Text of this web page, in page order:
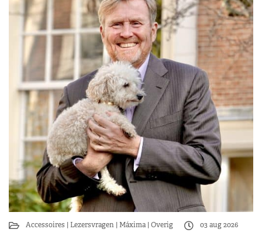
Accessoires Lezersvragen Máxima Overig
03 aug 2026